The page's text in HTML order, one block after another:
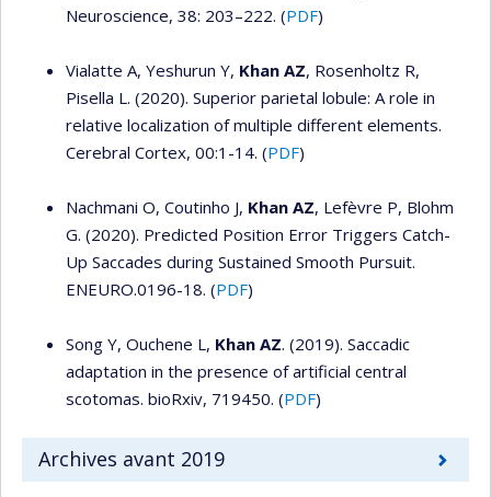
Neuroscience, 38: 203–222. (PDF)
Vialatte A, Yeshurun Y, Khan AZ, Rosenholtz R,
Pisella L. (2020). Superior parietal lobule: A role in
relative localization of multiple different elements.
Cerebral Cortex, 00:1-14. (PDF)
Nachmani O, Coutinho J, Khan AZ, Lefèvre P, Blohm
G. (2020). Predicted Position Error Triggers Catch-
Up Saccades during Sustained Smooth Pursuit.
ENEURO.0196-18. (PDF)
Song Y, Ouchene L, Khan AZ. (2019). Saccadic
adaptation in the presence of artificial central
scotomas. bioRxiv, 719450. (PDF)
Archives avant 2019